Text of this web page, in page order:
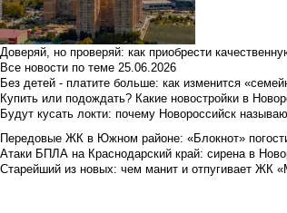
Доверяй, но проверяй: как приобрести
Все новости по теме 25.06.2026
Без детей - платите больше: как изменится
Купить или подождать? Какие новостройки в
Будут кусать локти: почему Новороссийск
Передовые ЖК в Южном районе: «Блокнот»
Атаки БПЛА на Краснодарский край: сирена в
Старейший из новых: чем манит и отпугивает ЖК